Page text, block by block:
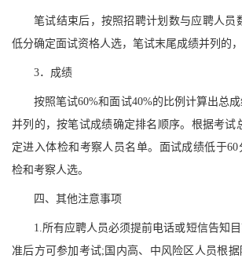
笔试结束后，按照招聘计划数与应聘人员
低分确定面试资格人选，笔试末尾成绩并列的，
3．成绩
按照笔试60%和面试40%的比例计算出总
并列的，按笔试成绩确定排名顺序。根据考试
定进入体检和考察人员名单。面试成绩低于
检和考察人选。
四、其他注意事项
1.所有应聘人员必须提前电话或短信告知
准后方可参加考试;国内高、中风险区人员根